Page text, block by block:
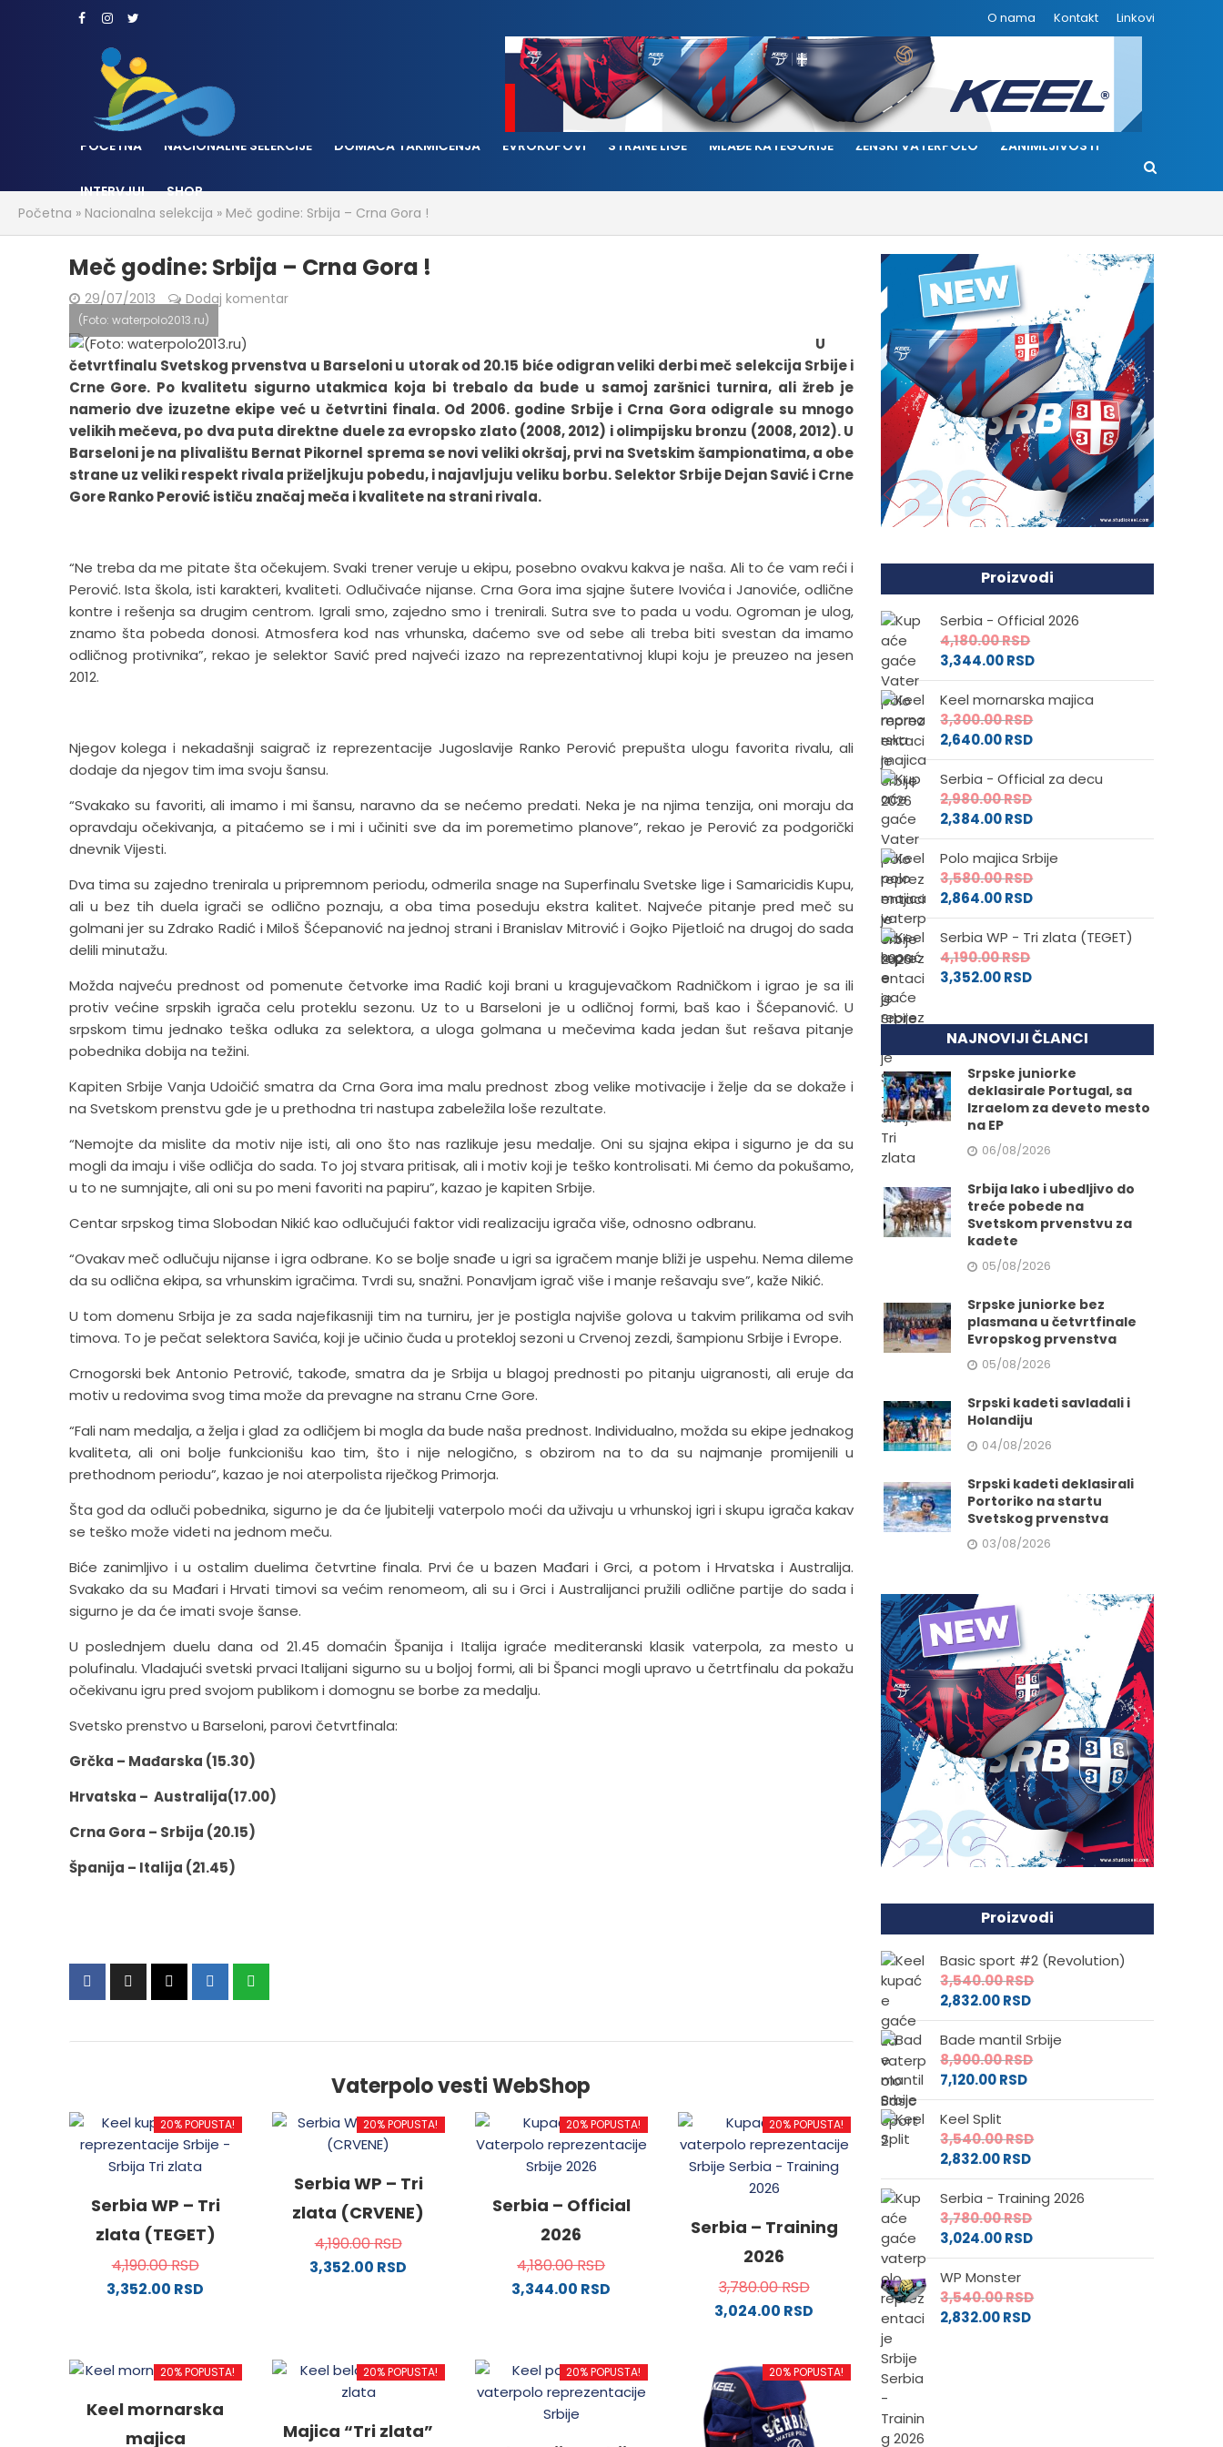
O nama Kontakt Linkovi
POČETNA NACIONALNE SELEKCIJE DOMAĆA TAKMIČENJA EVROKUPOVI STRANE LIGE MLAĐE KATEGORIJE ŽENSKI VATERPOLO ZANIMLJIVOSTI
INTERVJUI
SHOP
Početna » Nacionalna selekcija » Meč godine: Srbija – Crna Gora !
Meč godine: Srbija – Crna Gora !
29/07/2013 Dodaj komentar
(Foto: waterpolo2013.ru)
U
četvrtfinalu Svetskog prvenstva u Barseloni u utorak od 20.15 biće odigran veliki derbi meč selekcija Srbije i
Crne Gore. Po kvalitetu sigurno utakmica koja bi trebalo da bude u samoj zaršnici turnira, ali žreb je
namerio dve izuzetne ekipe već u četvrtini finala. Od 2006. godine Srbije i Crna Gora odigrale su mnogo
velikih mečeva, po dva puta direktne duele za evropsko zlato (2008, 2012) i olimpijsku bronzu (2008, 2012). U
Barseloni je na plivalištu Bernat Pikornel sprema se novi veliki okršaj, prvi na Svetskim šampionatima, a obe
strane uz veliki respekt rivala priželjkuju pobedu, i najavljuju veliku borbu. Selektor Srbije Dejan Savić i Crne
Gore Ranko Perović ističu značaj meča i kvalitete na strani rivala.
“Ne treba da me pitate šta očekujem. Svaki trener veruje u ekipu, posebno ovakvu kakva je naša. Ali to će vam reći i
Perović. Ista škola, isti karakteri, kvaliteti. Odlučivaće nijanse. Crna Gora ima sjajne šutere Ivovića i Janoviće, odlične
kontre i rešenja sa drugim centrom. Igrali smo, zajedno smo i trenirali. Sutra sve to pada u vodu. Ogroman je ulog,
znamo šta pobeda donosi. Atmosfera kod nas vrhunska, daćemo sve od sebe ali treba biti svestan da imamo
odličnog protivnika”, rekao je selektor Savić pred najveći izazo na reprezentativnoj klupi koju je preuzeo na jesen
2012.
Njegov kolega i nekadašnji saigrač iz reprezentacije Jugoslavije Ranko Perović prepušta ulogu favorita rivalu, ali
dodaje da njegov tim ima svoju šansu.
“Svakako su favoriti, ali imamo i mi šansu, naravno da se nećemo predati. Neka je na njima tenzija, oni moraju da
opravdaju očekivanja, a pitaćemo se i mi i učiniti sve da im poremetimo planove”, rekao je Perović za podgorički
dnevnik Vijesti.
Dva tima su zajedno trenirala u pripremnom periodu, odmerila snage na Superfinalu Svetske lige i Samaricidis Kupu,
ali u bez tih duela igrači se odlično poznaju, a oba tima poseduju ekstra kalitet. Najveće pitanje pred meč su
golmani jer su Zdrako Radić i Miloš Šćepanović na jednoj strani i Branislav Mitrović i Gojko Pijetloić na drugoj do sada
delili minutažu.
Možda najveću prednost od pomenute četvorke ima Radić koji brani u kragujevačkom Radničkom i igrao je sa ili
protiv većine srpskih igrača celu proteklu sezonu. Uz to u Barseloni je u odličnoj formi, baš kao i Šćepanović. U
srpskom timu jednako teška odluka za selektora, a uloga golmana u mečevima kada jedan šut rešava pitanje
pobednika dobija na težini.
Kapiten Srbije Vanja Udoičić smatra da Crna Gora ima malu prednost zbog velike motivacije i želje da se dokaže i
na Svetskom prenstvu gde je u prethodna tri nastupa zabeležila loše rezultate.
“Nemojte da mislite da motiv nije isti, ali ono što nas razlikuje jesu medalje. Oni su sjajna ekipa i sigurno je da su
mogli da imaju i više odličja do sada. To joj stvara pritisak, ali i motiv koji je teško kontrolisati. Mi ćemo da pokušamo,
u to ne sumnjajte, ali oni su po meni favoriti na papiru”, kazao je kapiten Srbije.
Centar srpskog tima Slobodan Nikić kao odlučujući faktor vidi realizaciju igrača više, odnosno odbranu.
“Ovakav meč odlučuju nijanse i igra odbrane. Ko se bolje snađe u igri sa igračem manje bliži je uspehu. Nema dileme
da su odlična ekipa, sa vrhunskim igračima. Tvrdi su, snažni. Ponavljam igrač više i manje rešavaju sve”, kaže Nikić.
U tom domenu Srbija je za sada najefikasniji tim na turniru, jer je postigla najviše golova u takvim prilikama od svih
timova. To je pečat selektora Savića, koji je učinio čuda u protekloj sezoni u Crvenoj zezdi, šampionu Srbije i Evrope.
Crnogorski bek Antonio Petrović, takođe, smatra da je Srbija u blagoj prednosti po pitanju uigranosti, ali eruje da
motiv u redovima svog tima može da prevagne na stranu Crne Gore.
“Fali nam medalja, a želja i glad za odličjem bi mogla da bude naša prednost. Individualno, možda su ekipe jednakog
kvaliteta, ali oni bolje funkcionišu kao tim, što i nije nelogično, s obzirom na to da su najmanje promijenili u
prethodnom periodu”, kazao je noi aterpolista riječkog Primorja.
Šta god da odluči pobednika, sigurno je da će ljubitelji vaterpolo moći da uživaju u vrhunskoj igri i skupu igrača kakav
se teško može videti na jednom meču.
Biće zanimljivo i u ostalim duelima četvrtine finala. Prvi će u bazen Mađari i Grci, a potom i Hrvatska i Australija.
Svakako da su Mađari i Hrvati timovi sa većim renomeom, ali su i Grci i Australijanci pružili odlične partije do sada i
sigurno je da će imati svoje šanse.
U poslednjem duelu dana od 21.45 domaćin Španija i Italija igraće mediteranski klasik vaterpola, za mesto u
polufinalu. Vladajući svetski prvaci Italijani sigurno su u boljoj formi, ali bi Španci mogli upravo u četrtfinalu da pokažu
očekivanu igru pred svojom publikom i domognu se borbe za medalju.
Svetsko prenstvo u Barseloni, parovi četvrtfinala:
Grčka – Mađarska (15.30)
Hrvatska – Australija(17.00)
Crna Gora – Srbija (20.15)
Španija – Italija (21.45)
Vaterpolo vesti WebShop
20% POPUSTA!
Serbia WP – Tri
zlata (TEGET)
4,190.00RSD
3,352.00 RSD
više
Opcije
mogu
20% POPUSTA!
Serbia WP – Tri
zlata (CRVENE)
4,190.00RSD
3,352.00 RSD
varijanti.
Opcije
mogu
biti
20% POPUSTA!
Serbia – Official
2026
4,180.00RSD
3,344.00 RSD
više
varijanti.
Opcije
mogu
20% POPUSTA!
Serbia – Training
2026
3,780.00RSD
3,024.00 RSD
ima
više
varijanti.
Opcije
20% POPUSTA!
Keel mornarska
majica
20% POPUSTA!
Majica “Tri zlata”
20% POPUSTA! 20% POPUSTA!
Proizvodi
Serbia - Official 2026
4,180.00RSD
3,344.00RSD
Keel mornarska majica
3,300.00RSD
2,640.00RSD
Serbia - Official za decu
2,980.00RSD
2,384.00RSD
Polo majica Srbije
3,580.00RSD
2,864.00RSD
Serbia WP - Tri zlata (TEGET)
4,190.00RSD
3,352.00RSD
NAJNOVIJI ČLANCI
Srpske juniorke
deklasirale Portugal, sa
Izraelom za deveto mesto
na EP
06/08/2026
Srbija lako i ubedljivo do
treće pobede na
Svetskom prvenstvu za
kadete
05/08/2026
Srpske juniorke bez
plasmana u četvrtfinale
Evropskog prvenstva
05/08/2026
Srpski kadeti savladali i
Holandiju
04/08/2026
Srpski kadeti deklasirali
Portoriko na startu
Svetskog prvenstva
03/08/2026
Proizvodi
Basic sport #2 (Revolution)
3,540.00RSD
2,832.00RSD
Bade mantil Srbije
8,900.00RSD
7,120.00RSD
Keel Split
3,540.00RSD
2,832.00RSD
Serbia - Training 2026
3,780.00RSD
3,024.00RSD
WP Monster
3,540.00RSD
2,832.00RSD